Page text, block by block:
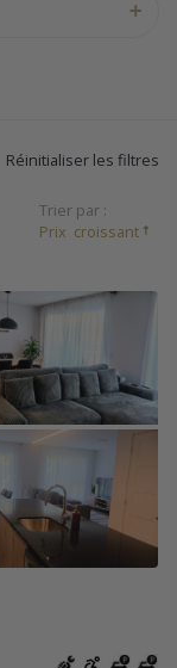
Trier par :
Prix croissant
Réinitialiser les filtres